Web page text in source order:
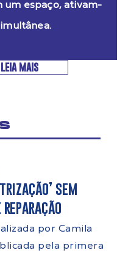
um espaço, ativam-
leia mais
sem
por Camila
pela primera